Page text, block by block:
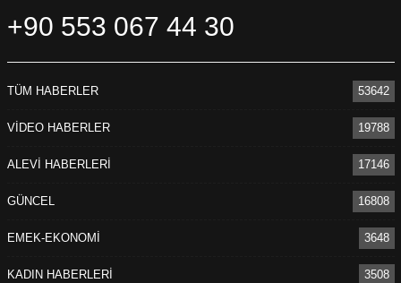
+90 553 067 44 30
TÜM HABERLER 53642
VİDEO HABERLER 19788
ALEVİ HABERLERİ 17146
GÜNCEL 16808
EMEK-EKONOMİ 3648
KADIN HABERLERİ 3508